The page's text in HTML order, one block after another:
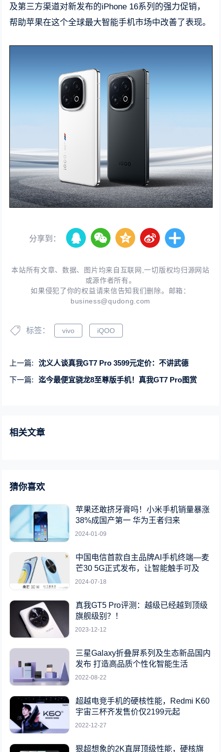
及第三方渠道对新发布的iPhone 16系列的强力促销，
帮助苹果在这个全球最大智能手机市场中改善了表现。
分享到：
本站所有文章、数据、图片均来自互联网,一切版权均归源网站
或源作者所有。
如果侵犯了你的权益请来信告知我们删除。邮箱：
business@qudong.com
标签： vivo iQOO
上一篇:
沈义人谈真我GT7 Pro 3599元定价：不讲武德
下一篇:
迄今最便宜骁龙8至尊版手机！真我GT7 Pro图赏
相关文章
猜你喜欢
苹果还敢挤牙膏吗！小米手机销量暴涨
38%成国产第一 华为王者归来
2024-01-09
中国电信首款自主品牌AI手机终端—麦
芒30 5G正式发布，让智能触手可及
2024-07-18
真我GT5 Pro评测：越级已经越到顶级
旗舰级别？！
2023-12-12
三星Galaxy折叠屏系列及生态新品国内
发布 打造高品质个性化智能生活
2022-08-22
超越电竞手机的硬核性能，Redmi K60
宇宙三杯齐发售价仅2199元起
2022-12-27
狠超想象的2K直屏顶级性能，硬核旗